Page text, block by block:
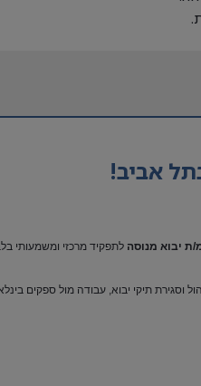
אביב!
ת יבוא מנוסה לתפקיד מרכזי ומשמעותי
תיקי יבוא, עבודה מול ספקים